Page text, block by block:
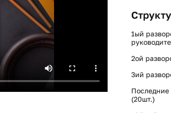
1ый
2ой
3ий
Последние
(20шт.)